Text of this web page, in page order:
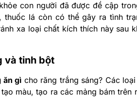
con người đã được đề cập
thuốc lá còn có thể gây ra tình
xa loại chất kích thích này sau
và tinh bột
ăn gì cho răng trắng sáng? Các
màu, tạo ra các mảng bám